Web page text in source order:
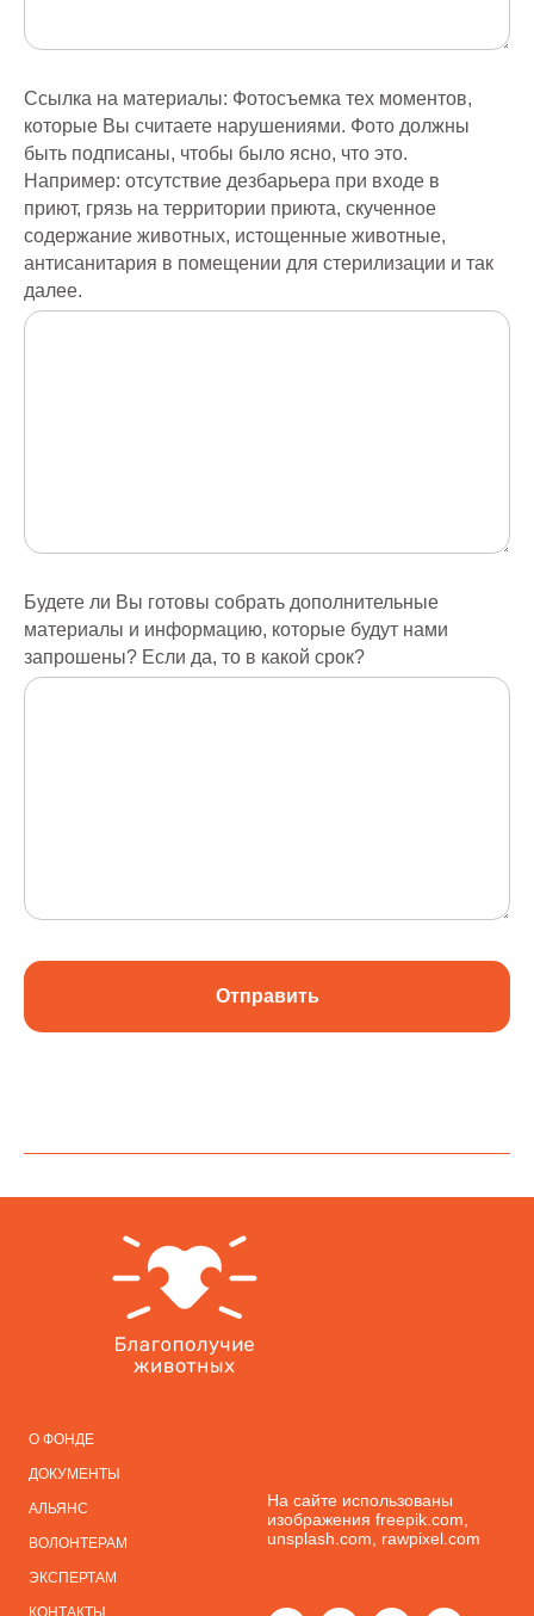
Ссылка на материалы: Фотосъемка тех моментов,
которые Вы считаете нарушениями. Фото должны
быть подписаны, чтобы было ясно, что это.
Например: отсутствие дезбарьера при входе в
приют, грязь на территории приюта, скученное
содержание животных, истощенные животные,
антисанитария в помещении для стерилизации и так
далее.
Будете ли Вы готовы собрать дополнительные
материалы и информацию, которые будут нами
запрошены? Если да, то в какой срок?
Отправить
О ФОНДЕ
ДОКУМЕНТЫ
АЛЬЯНС
ВОЛОНТЕРАМ
ЭКСПЕРТАМ
КОНТАКТЫ
На сайте использованы
изображения freepik.com,
unsplash.com, rawpixel.com